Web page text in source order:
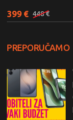
399 € 448 €
PREPORUČAMO